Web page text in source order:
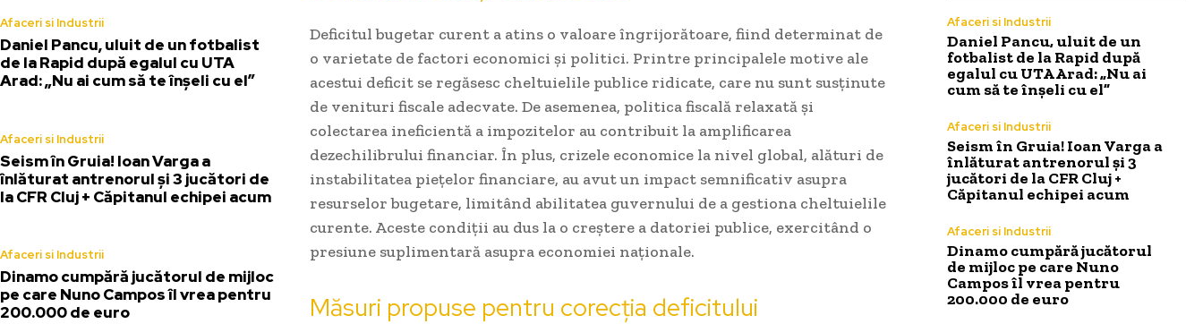
Afaceri si Industrii
Daniel Pancu, uluit de un fotbalist
de la Rapid după egalul cu UTA
Arad: „Nu ai cum să te înșeli cu el”
Afaceri si Industrii
Seism în Gruia! Ioan Varga a
înlăturat antrenorul și 3 jucători de
la CFR Cluj + Căpitanul echipei acum
Afaceri si Industrii
Dinamo cumpără jucătorul de mijloc
pe care Nuno Campos îl vrea pentru
200.000 de euro
Deficitul bugetar curent a atins o valoare îngrijorătoare, fiind determinat de
o varietate de factori economici și politici. Printre principalele motive ale
acestui deficit se regăsesc cheltuielile publice ridicate, care nu sunt susținute
de venituri fiscale adecvate. De asemenea, politica fiscală relaxată și
colectarea ineficientă a impozitelor au contribuit la amplificarea
dezechilibrului financiar. În plus, crizele economice la nivel global, alături de
instabilitatea piețelor financiare, au avut un impact semnificativ asupra
resurselor bugetare, limitând abilitatea guvernului de a gestiona cheltuielile
curente. Aceste condiții au dus la o creștere a datoriei publice, exercitând o
presiune suplimentară asupra economiei naționale.
Măsuri propuse pentru corecția deficitului
Afaceri si Industrii
Daniel Pancu, uluit de un
fotbalist de la Rapid după
egalul cu UTA Arad: „Nu ai
cum să te înșeli cu el”
Afaceri si Industrii
Seism în Gruia! Ioan Varga a
înlăturat antrenorul și 3
jucători de la CFR Cluj +
Căpitanul echipei acum
Afaceri si Industrii
Dinamo cumpără jucătorul
de mijloc pe care Nuno
Campos îl vrea pentru
200.000 de euro